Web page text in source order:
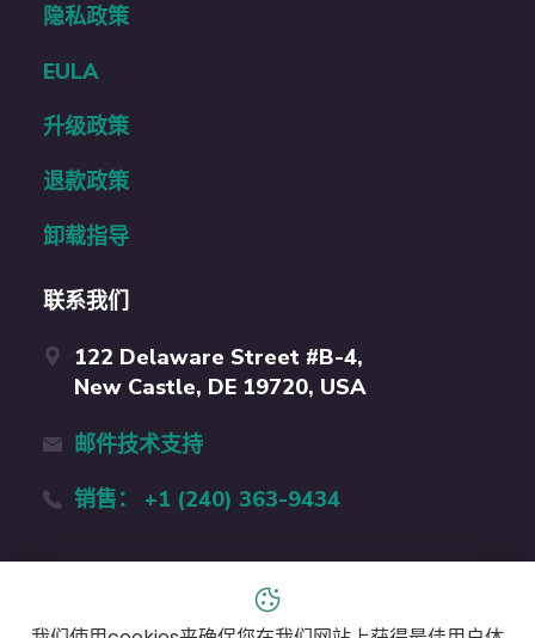
隐私政策
EULA
升级政策
退款政策
卸载指导
联系我们
122 Delaware Street #B-4,
New Castle, DE 19720, USA
邮件技术支持
销售： +1 (240) 363-9434